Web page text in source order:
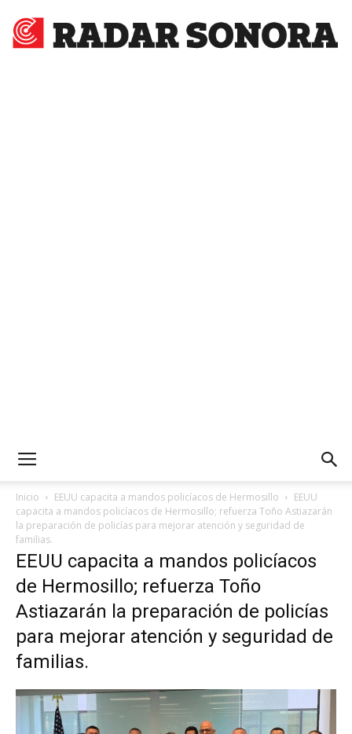
Inicio EEUU capacita a mandos policíacos de Hermosillo
EEUU
capacita a mandos policíacos de Hermosillo; refuerza Toño Astiazarán
la preparación de policías para mejorar atención y seguridad de
familias.
EEUU capacita a mandos policíacos
de Hermosillo; refuerza Toño
Astiazarán la preparación de policías
para mejorar atención y seguridad de
familias.